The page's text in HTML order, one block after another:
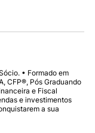
• Formado em
CFP®, Pós Graduando
e Fiscal
e investimentos
a sua